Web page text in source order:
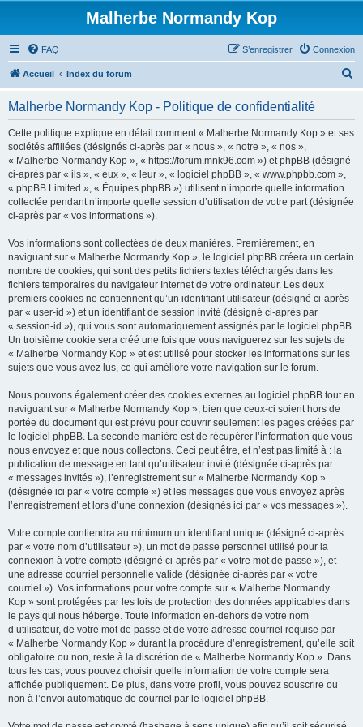
Malherbe Normandy Kop
FAQ Connexion
S’enregistrer
Accueil Index du forum
Malherbe Normandy Kop - Politique de confidentialité
Cette politique explique en détail comment « Malherbe Normandy Kop » et ses
sociétés affiliées (désignés ci-après par « nous », « notre », « nos »,
« Malherbe Normandy Kop », « https://forum.mnk96.com ») et phpBB (désigné
ci-après par « ils », « eux », « leur », « logiciel phpBB », « www.phpbb.com »,
« phpBB Limited », « Équipes phpBB ») utilisent n’importe quelle information
collectée pendant n’importe quelle session d’utilisation de votre part (désignée
ci-après par « vos informations »).
Vos informations sont collectées de deux manières. Premièrement, en
naviguant sur « Malherbe Normandy Kop », le logiciel phpBB créera un certain
nombre de cookies, qui sont des petits fichiers textes téléchargés dans les
fichiers temporaires du navigateur Internet de votre ordinateur. Les deux
premiers cookies ne contiennent qu’un identifiant utilisateur (désigné ci-après
par « user-id ») et un identifiant de session invité (désigné ci-après par
« session-id »), qui vous sont automatiquement assignés par le logiciel phpBB.
Un troisième cookie sera créé une fois que vous naviguerez sur les sujets de
« Malherbe Normandy Kop » et est utilisé pour stocker les informations sur les
sujets que vous avez lus, ce qui améliore votre navigation sur le forum.
Nous pouvons également créer des cookies externes au logiciel phpBB tout en
naviguant sur « Malherbe Normandy Kop », bien que ceux-ci soient hors de
portée du document qui est prévu pour couvrir seulement les pages créées par
le logiciel phpBB. La seconde manière est de récupérer l’information que vous
nous envoyez et que nous collectons. Ceci peut être, et n’est pas limité à : la
publication de message en tant qu’utilisateur invité (désignée ci-après par
« messages invités »), l’enregistrement sur « Malherbe Normandy Kop »
(désignée ici par « votre compte ») et les messages que vous envoyez après
l’enregistrement et lors d’une connexion (désignés ici par « vos messages »).
Votre compte contiendra au minimum un identifiant unique (désigné ci-après
par « votre nom d’utilisateur »), un mot de passe personnel utilisé pour la
connexion à votre compte (désigné ci-après par « votre mot de passe »), et
une adresse courriel personnelle valide (désignée ci-après par « votre
courriel »). Vos informations pour votre compte sur « Malherbe Normandy
Kop » sont protégées par les lois de protection des données applicables dans
le pays qui nous héberge. Toute information en-dehors de votre nom
d’utilisateur, de votre mot de passe et de votre adresse courriel requise par
« Malherbe Normandy Kop » durant la procédure d’enregistrement, qu’elle soit
obligatoire ou non, reste à la discrétion de « Malherbe Normandy Kop ». Dans
tous les cas, vous pouvez choisir quelle information de votre compte sera
affichée publiquement. De plus, dans votre profil, vous pouvez souscrire ou
non à l’envoi automatique de courriel par le logiciel phpBB.